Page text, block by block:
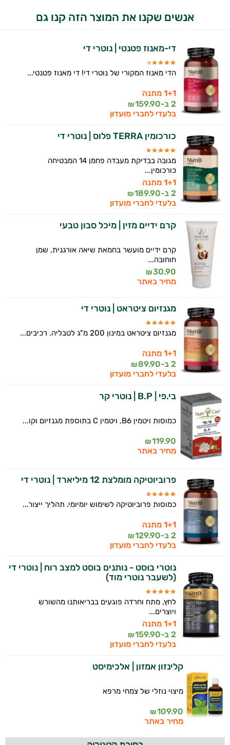
אנשים שקנו את המוצר הזה קנו גם
די-מאנוז פטנטי | נוטרי די
הדי מאנוז המקורי של נוטרי די! די מאנוז פטנטי...
1+1 מתנה
2 ב-
159.90
₪
בלעדי לחברי מועדון
כורכומין TERRA פלוס | נוטרי די
מגובה בבדיקת מעבדה פחמן 14 המבטיחה
כורכומין...
1+1 מתנה
2 ב-
189.90
₪
בלעדי לחברי מועדון
קרם ידיים מזין | מיכל סבון טבעי
קרם ידיים מועשר בחמאת שיאה אורגנית, שמן
חוחובה...
30.90
₪
מחיר באתר
מגנזיום ציטראט | נוטרי די
מגנזיום ציטראט במינון 200 מ"ג לטבליה. רכיבים...
1+1 מתנה
2 ב-
89.90
₪
בלעדי לחברי מועדון
בי.פי | B.P | נוטרי קר
כמוסות ויטמין B6, ויטמין C בתוספת מגנזיום וקו...
119.90
₪
מחיר באתר
פרוביוטיקה מומלצת 12 מיליארד | נוטרי די
כמוסות פרוביוטיקה לשימוש יומיומי. תהליך ייצור...
1+1 מתנה
2 ב-
129.90
₪
בלעדי לחברי מועדון
נוטרי בוּסט - נותנים בוסט למצב רוח | נוטרי די
(לשעבר נוטרי מוד)
לחץ, מתח וחרדה פוגעים בבריאותנו מהשורש
ויוצרים...
1+1 מתנה
2 ב-
159.90
₪
בלעדי לחברי מועדון
קלינזון אמזון | אלכימיסט
מיצוי נוזלי של צמחי מרפא
109.90
₪
מחיר באתר
התשובות שלי מבוססות על מאגרי מידע קליניים
אני כאן כדי לעזור לך להתאים את תוספי
התזונה ומוצרי הבריאות המדויקים למטרות
ולמצב הגופני שלך, ולהסביר לך אילו רכיבים
עובדים יחד כדי למקסם תוצאות גם בחיי היום
יום וגם בתחום הכושר והספורט.
המטרה שלי היא להתאים עבורך המלצות
אישיות מבוססות מדעית.
זה הזמן להתחיל. איך אוכל לעזור?